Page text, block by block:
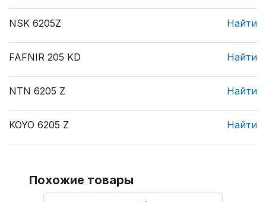
NSK 6205Z Найти
FAFNIR 205 KD Найти
NTN 6205 Z Найти
KOYO 6205 Z Найти
Похожие товары